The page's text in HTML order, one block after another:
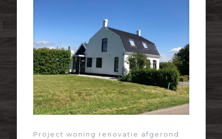
Project woning renovatie afgerond